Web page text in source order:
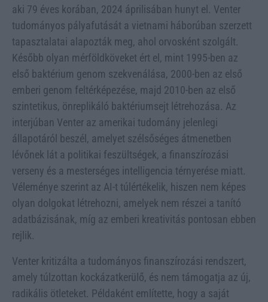
aki 79 éves korában, 2024 áprilisában hunyt el. Venter
tudományos pályafutását a vietnami háborúban szerzett
tapasztalatai alapozták meg, ahol orvosként szolgált.
Később olyan mérföldköveket ért el, mint 1995-ben az
első baktérium genom szekvenálása, 2000-ben az első
emberi genom feltérképezése, majd 2010-ben az első
szintetikus, önreplikáló baktériumsejt létrehozása. Az
interjúban Venter az amerikai tudomány jelenlegi
állapotáról beszél, amelyet szélsőséges átmenetben
lévőnek lát a politikai feszültségek, a finanszírozási
verseny és a mesterséges intelligencia térnyerése miatt.
Véleménye szerint az AI-t túlértékelik, hiszen nem képes
olyan dolgokat létrehozni, amelyek nem részei a tanító
adatbázisának, míg az emberi kreativitás pontosan ebben
rejlik.
Venter kritizálta a tudományos finanszírozási rendszert,
amely túlzottan kockázatkerülő, és nem támogatja az új,
radikális ötleteket. Példaként említette, hogy a saját